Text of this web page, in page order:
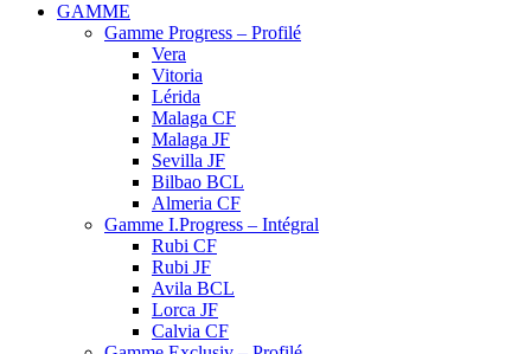
GAMME
Gamme Progress – Profilé
Vera
Vitoria
Lérida
Malaga CF
Malaga JF
Sevilla JF
Bilbao BCL
Almeria CF
Gamme I.Progress – Intégral
Rubi CF
Rubi JF
Avila BCL
Lorca JF
Calvia CF